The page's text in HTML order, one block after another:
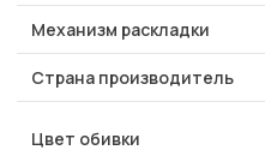
Механизм раскладки
Страна производитель
Цвет обивки